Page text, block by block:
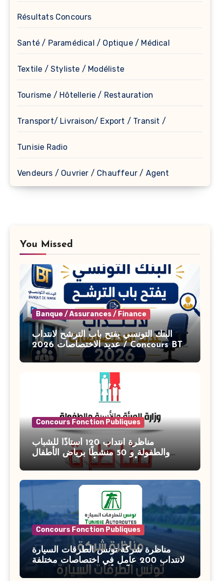
Résultats Concours
Santé / Paramédical / Optique / Médical
Textile / Styliste / Modéliste
Tourisme / Hôtellerie / Restauration
Transport/ Livraison/ Export / Transit /
Tunisie Radio
Vendeurs / Ouvrier / Chauffeur / Agent
You Missed
Banque / Assurances / Finance
البنك التونسي يفتح باب الترشح لانتداب
عديد الاختصاصات 2026 / Concours BT
Banque de Tunisie 2026
Concours Fonction Publiques
مناظرة انتداب 120 أستاذًا للشباب
والطفولة و 50 منشطًا برياض الأطفال
بوزارة الأسرة والمرأة والطفولة وكبار
السن آخر أجل للتسجيل : 27 جويلية 2026
Concours Fonction Publiques
مناظرة شركة تونس الطرقات السيارة
لانتداب 200 عامل في اختصاصات مختلفة
آخر أجل : 21 جويلية 2026